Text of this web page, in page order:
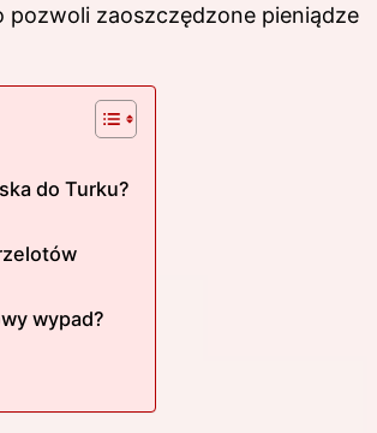
pozwoli zaoszczędzone pieniądze
do Turku?
wypad?